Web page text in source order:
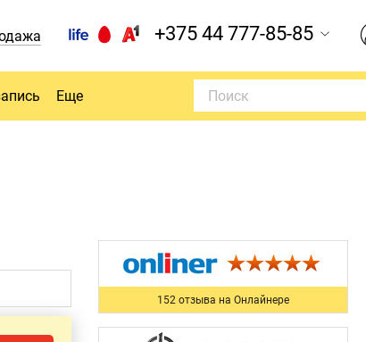
+375 44 777-85-85
Еще
152 отзыва на Онлайнере